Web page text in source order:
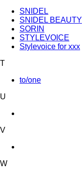
SNIDEL
SNIDEL BEAUTY
SORIN
STYLEVOICE
Stylevoice for xxx
T
to/one
U
V
W